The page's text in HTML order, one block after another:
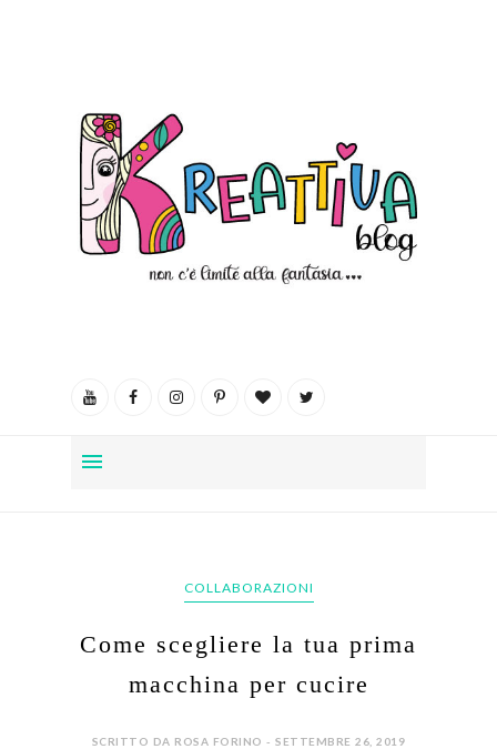
COLLABORAZIONI
Come scegliere la tua prima
macchina per cucire
SCRITTO DA ROSA FORINO - SETTEMBRE 26, 2019